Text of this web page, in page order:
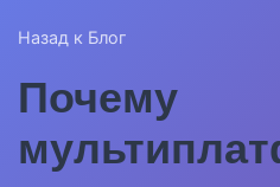
Назад к Блог
Почему